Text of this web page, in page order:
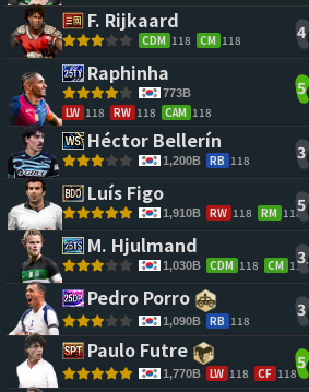
F. Rijkaard
CDM 118 CM 118 4
Raphinha
773B
LW 118 RW 118 CAM 118
5
Héctor Bellerín
1,200B RB 118 3
Luís Figo
1,910B RW 118 RM 1185
M. Hjulmand
1,030B CDM 118 CM 117
3
Pedro Porro
1,090B RB 118
3
Paulo Futre
1,770B LW 118 CF 118
5